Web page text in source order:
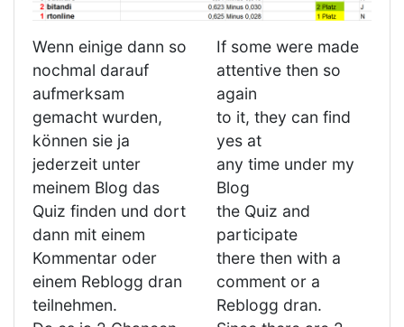
Wenn einige dann so
nochmal darauf
aufmerksam
gemacht wurden,
können sie ja
jederzeit unter
meinem Blog das
Quiz finden und dort
dann mit einem
Kommentar oder
einem Reblogg dran
teilnehmen.
If some were made
attentive then so
again
to it, they can find
yes at
any time under my
Blog
the Quiz and
participate
there then with a
comment or a
Reblogg dran.